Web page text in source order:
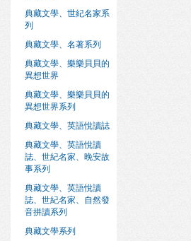
典藏文學、世紀名家系
列
典藏文學、名著系列
典藏文學、樂樂貝貝的
異想世界
典藏文學、樂樂貝貝的
異想世界系列
典藏文學、英語悅讀誌
典藏文學、英語悅讀
誌、世紀名家、晚安故
事系列
典藏文學、英語悅讀
誌、世紀名家、自然發
音拼讀系列
典藏文學系列